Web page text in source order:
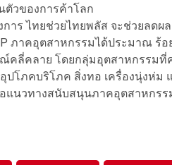
วของการค้าโลก
การ ไทยช่วยไทยพลัส จะช่วยลด
ภาคอุตสาหกรรมได้ประมาณ ร้
คลี่คลาย โดยกลุ่มอุตสาหกรรมที่
ปโภคบริโภค สิ่งทอ เครื่องนุ่งห่ม
แนวทางสนับสนุนภาคอุตสาหกร